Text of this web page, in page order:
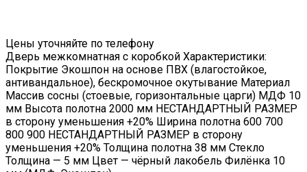
Цены уточняйте по телефону
Дверь межкомнатная с коробкой Характеристики:
Покрытие Экошпон на основе ПВХ (влагостойкое,
антивандальное), бескромочное окутывание Материал
Массив сосны (стоевые, горизонтальные царги) МДФ 10
мм Высота полотна 2000 мм НЕСТАНДАРТНЫЙ РАЗМЕР
в сторону уменьшения +20% Ширина полотна 600 700
800 900 НЕСТАНДАРТНЫЙ РАЗМЕР в сторону
уменьшения +20% Толщина полотна 38 мм Стекло
Толщина — 5 мм Цвет — чёрный лакобель Филёнка 10